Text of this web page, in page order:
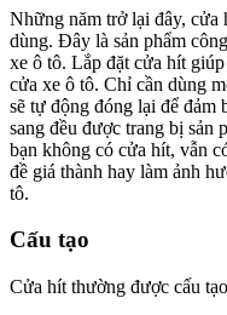
Những năm trở lại đây,
dùng. Đây là sản phẩm
xe ô tô. Lắp đặt cửa hít
cửa xe ô tô. Chỉ cần dùng
sẽ tự động đóng lại để đảm
sang đều được trang bị sản
bạn không có cửa hít, vẫn
đề giá thành hay làm ảnh
tô.
Cấu tạo
Cửa hít thường được cấu